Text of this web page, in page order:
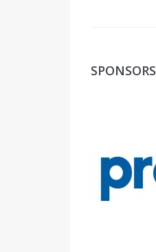
SPONSORS